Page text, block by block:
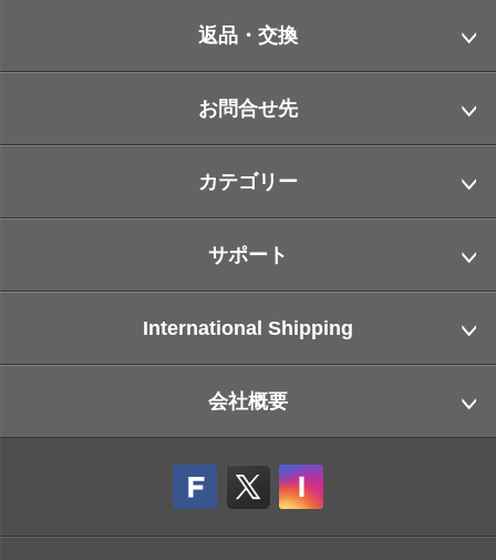
返品・交換
お問合せ先
カテゴリー
サポート
International Shipping
会社概要